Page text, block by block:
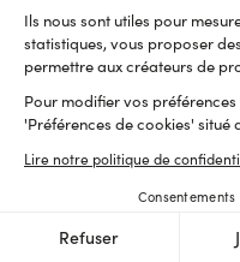
Ils nous sont utiles pour
statistiques, vous proposer
permettre aux créateurs de
Pour modifier vos
'Préférences de cookies' situé
Lire notre politique de
Refuser